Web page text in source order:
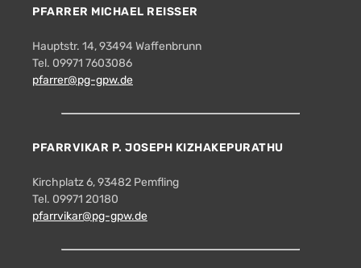
PFARRER MICHAEL REISSER
Hauptstr. 14, 93494 Waffenbrunn
Tel. 09971 7603086
pfarrer@pg-gpw.de
PFARRVIKAR P. JOSEPH KIZHAKEPURATHU
Kirchplatz 6, 93482 Pemfling
Tel. 09971 20180
pfarrvikar@pg-gpw.de